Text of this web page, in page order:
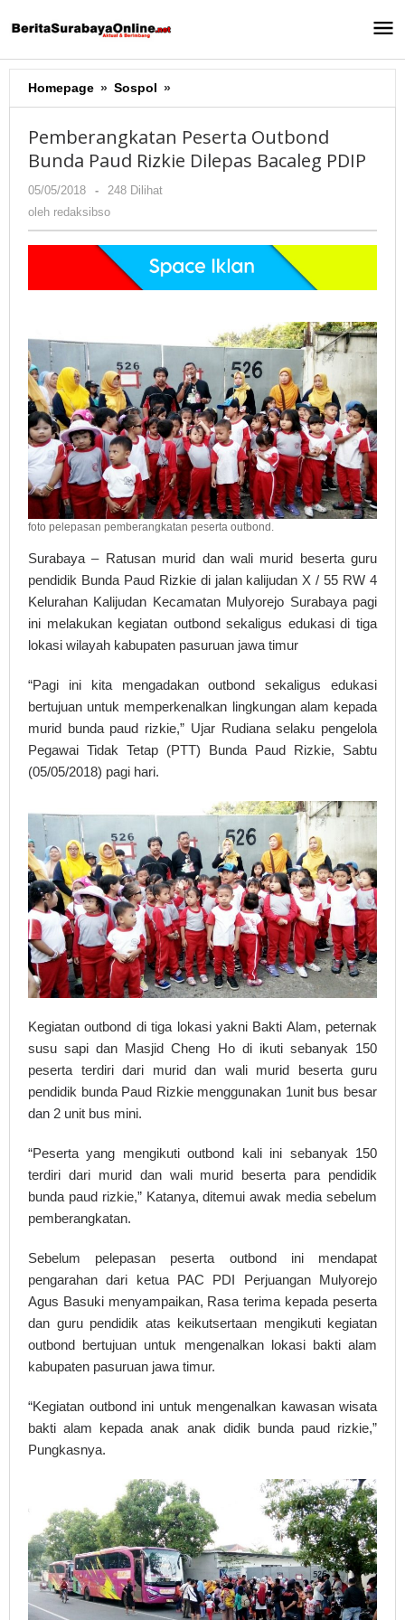
ke
Homepage » Sospol »
Peserta
Bunda
Paud
Pemberangkatan Peserta Outbond
Bunda Paud Rizkie Dilepas Bacaleg PDIP
05/05/2018
oleh
redaksibso
-
248 Dilihat
oleh redaksibso
foto pelepasan pemberangkatan peserta outbond.
Surabaya – Ratusan murid dan wali murid beserta guru
pendidik Bunda Paud Rizkie di jalan kalijudan X / 55 RW 4
Kelurahan Kalijudan Kecamatan Mulyorejo Surabaya pagi
ini melakukan kegiatan outbond sekaligus edukasi di tiga
lokasi wilayah kabupaten pasuruan jawa timur
“Pagi ini kita mengadakan outbond sekaligus edukasi
bertujuan untuk memperkenalkan lingkungan alam kepada
murid bunda paud rizkie,” Ujar Rudiana selaku pengelola
Pegawai Tidak Tetap (PTT) Bunda Paud Rizkie, Sabtu
(05/05/2018) pagi hari.
Kegiatan outbond di tiga lokasi yakni Bakti Alam, peternak
susu sapi dan Masjid Cheng Ho di ikuti sebanyak 150
peserta terdiri dari murid dan wali murid beserta guru
pendidik bunda Paud Rizkie menggunakan 1unit bus besar
dan 2 unit bus mini.
“Peserta yang mengikuti outbond kali ini sebanyak 150
terdiri dari murid dan wali murid beserta para pendidik
bunda paud rizkie,” Katanya, ditemui awak media sebelum
pemberangkatan.
Sebelum pelepasan peserta outbond ini mendapat
pengarahan dari ketua PAC PDI Perjuangan Mulyorejo
Agus Basuki menyampaikan, Rasa terima kepada peserta
dan guru pendidik atas keikutsertaan mengikuti kegiatan
outbond bertujuan untuk mengenalkan lokasi bakti alam
kabupaten pasuruan jawa timur.
“Kegiatan outbond ini untuk mengenalkan kawasan wisata
bakti alam kepada anak anak didik bunda paud rizkie,”
Pungkasnya.